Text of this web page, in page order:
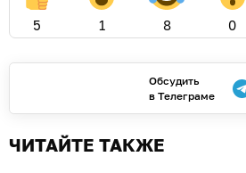
5 1 8 0
Обсудить
в Телеграме
ЧИТАЙТЕ ТАКЖЕ